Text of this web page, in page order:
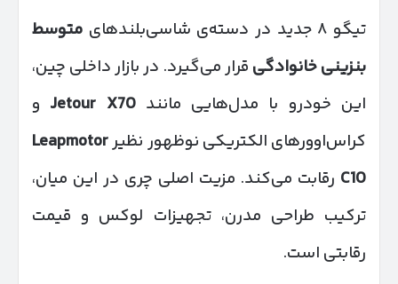
تیگو ۸ جدید در دسته‌ی شاسی‌بلندهای
متوسط
بنزینی خانوادگی قرار می‌گیرد. در بازار داخلی چین،
این خودرو با مدل‌هایی مانندJetour X70 و
کراس‌اوورهای الکتریکی نوظهور نظیرLeapmotor
C10 رقابت می‌کند. مزیت اصلی چری در این میان،
ترکیب طراحی مدرن، تجهیزات لوکس و قیمت
رقابتی است.